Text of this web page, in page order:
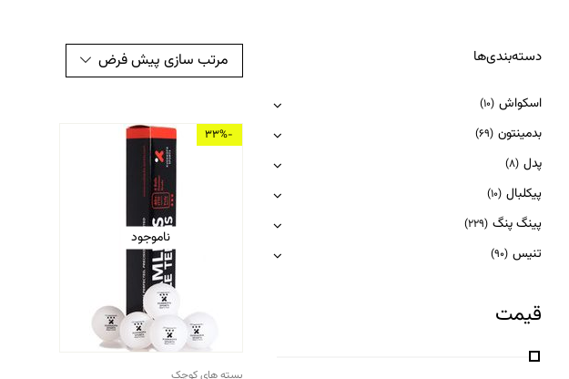
دسته‌بندی‌ها
اسکواش (10)
بدمینتون (69)
پدل (8)
پیکلبال (10)
پینگ پنگ (229)
تنیس (90)
قیمت
مرتب سازی پیش فرض
-33%
ناموجود
بسته های کوچک